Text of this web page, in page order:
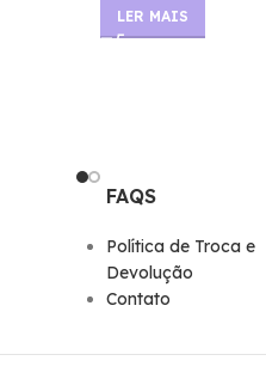
LER MAIS
FAQS
Polí­tica de Troca e
Devolução
Contato